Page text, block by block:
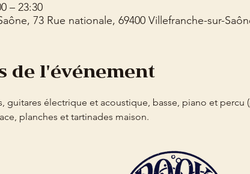
– 23:30
73 Rue nationale, 69400 Villefranche-sur-
de l'événement
guitares électrique et acoustique, basse, piano et percu
planches et tartinades maison.